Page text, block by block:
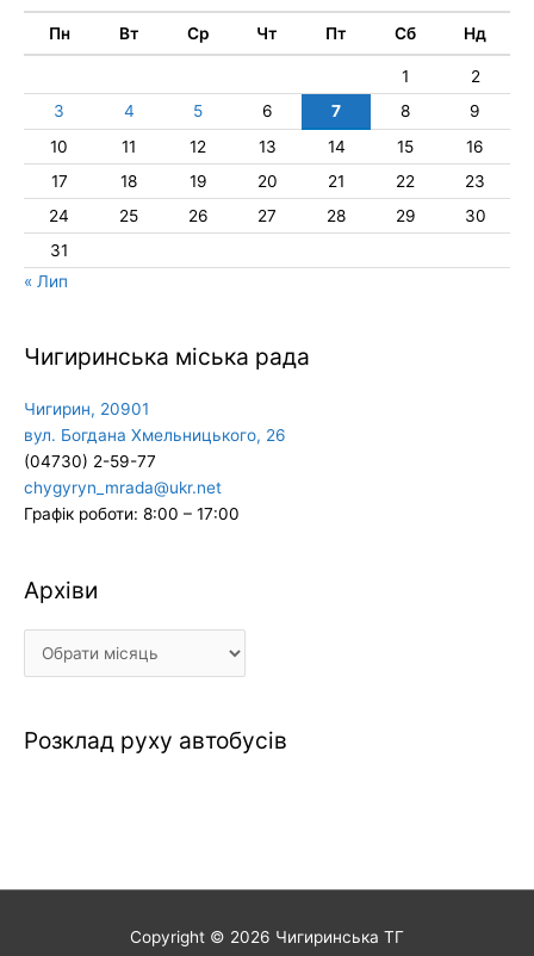
Пн Вт Ср Чт Пт Сб Нд
1
2
3
4 5 6 7 8
9
10
11 12 13 14 15
16
17
18 19 20 21 22
23
24
25 26 27 28 29
30
31
« Лип
Чигиринська міська рада
Чигирин, 20901
вул. Богдана Хмельницького, 26
(04730) 2-59-77
chygyryn_mrada@ukr.net
Графік роботи: 8:00 – 17:00
Архіви
Архіви
Розклад руху автобусів
Copyright © 2026 Чигиринська ТГ